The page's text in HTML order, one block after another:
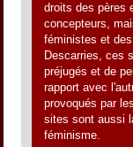
droits des pères
concepteurs,
féministes et
Descarries, ces
préjugés et de
rapport avec
provoqués par
sites sont aussi
féminisme.